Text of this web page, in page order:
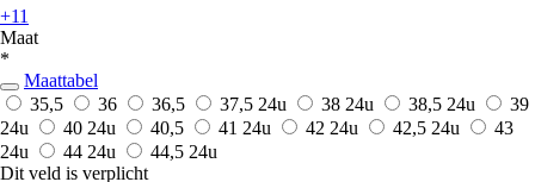
+11
Maat
*
Maattabel
35,5
36 36,5 37,5 24u 38 24u 38,5 24u
39
24u
40 24u 40,5 41 24u 42 24u 42,5 24u
43
24u
44 24u 44,5 24u
Dit veld is verplicht